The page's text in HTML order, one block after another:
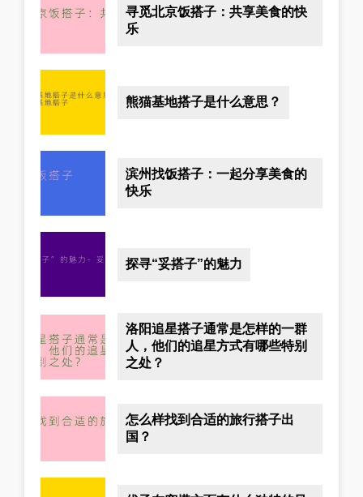
寻觅北京饭搭子：共享美食的快
乐
熊猫基地搭子是什么意思？
滨州找饭搭子：一起分享美食的
快乐
探寻“妥搭子”的魅力
洛阳追星搭子通常是怎样的一群
人，他们的追星方式有哪些特别
之处？
怎么样找到合适的旅行搭子出
国？